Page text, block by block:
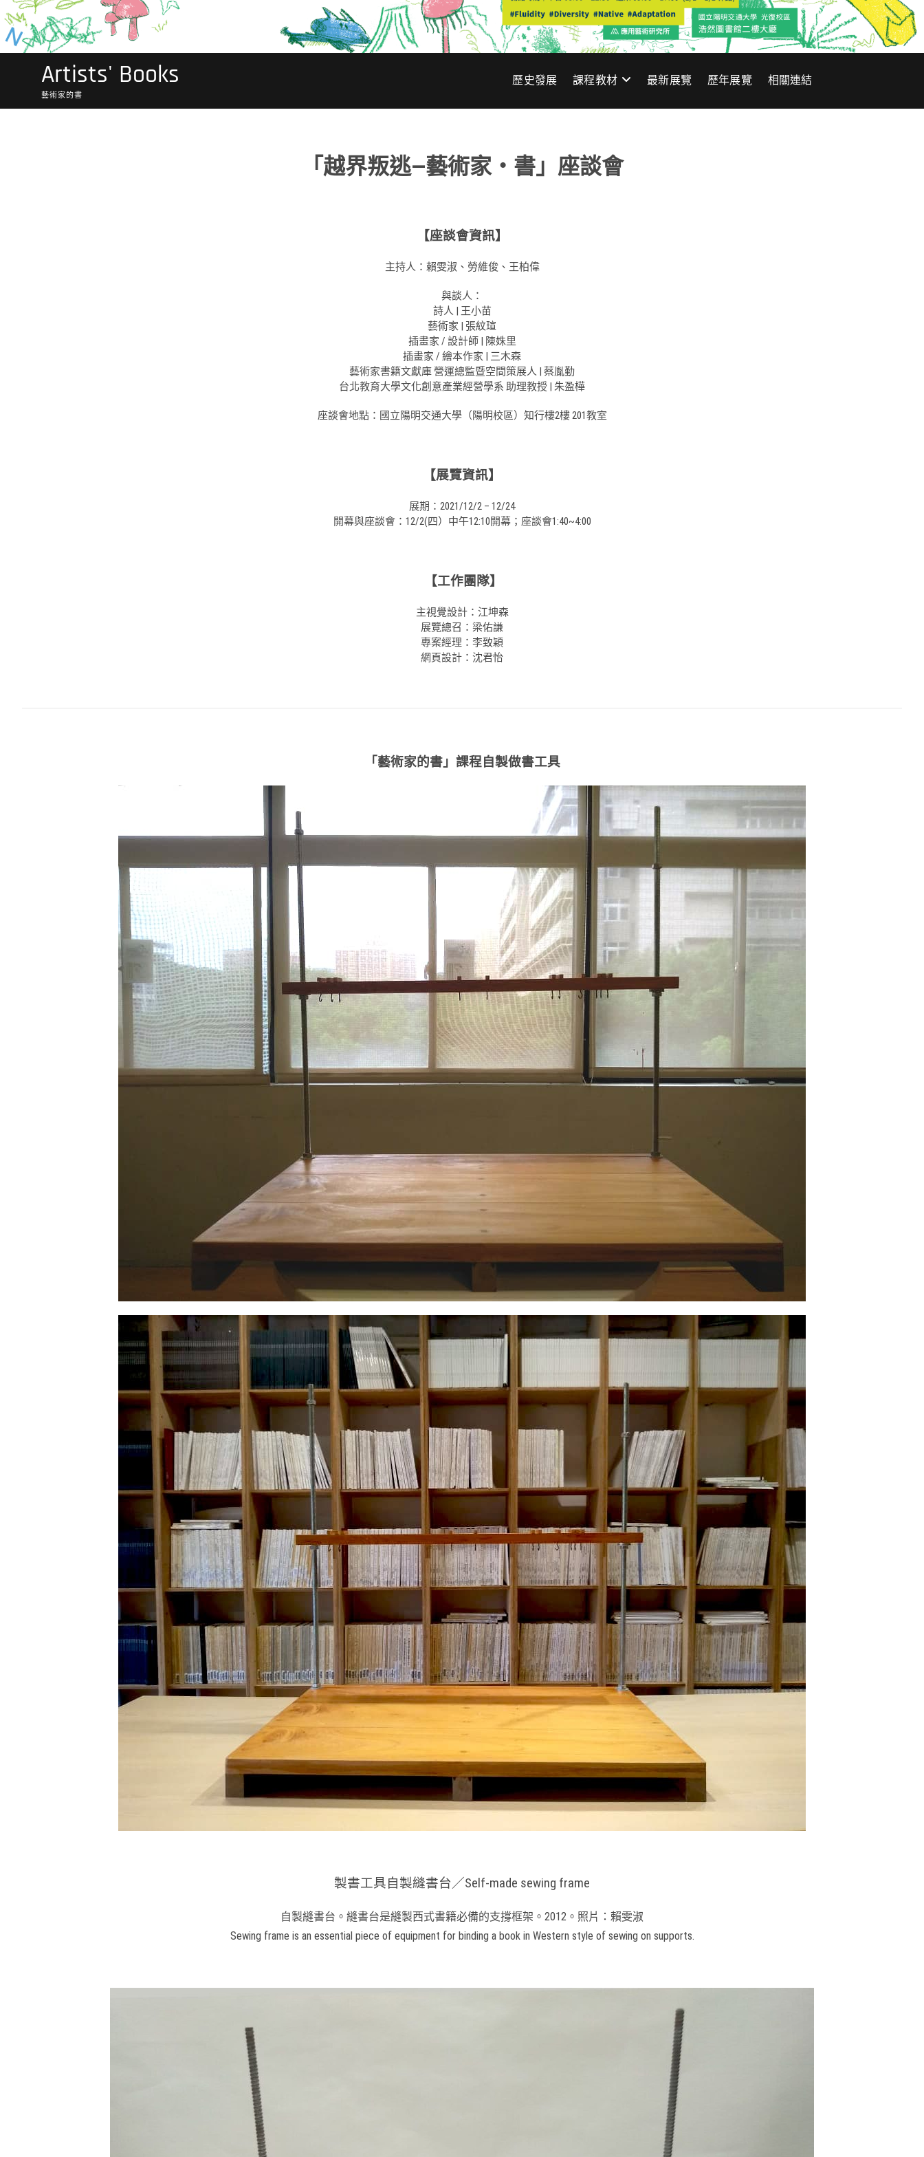
Artists' Books
藝術家的書
歷史發展 課程教材 最新展覽 歷年展覽 相關連結
「越界叛逃—藝術家・書」座談會
【座談會資訊】
主持人：賴雯淑、勞維俊、王柏偉
與談人：
詩人 | 王小苗
藝術家 | 張紋瑄
插畫家 / 設計師 | 陳姝里
插畫家 / 繪本作家 | 三木森
藝術家書籍文獻庫 營運總監暨空間策展人 | 蔡胤勤
台北教育大學文化創意產業經營學系 助理教授 | 朱盈樺
座談會地點：國立陽明交通大學（陽明校區）知行樓2樓 201教室
【展覽資訊】
展期：2021/12/2 – 12/24
開幕與座談會：12/2(四）中午12:10開幕；座談會1:40~4:00
【工作團隊】
主視覺設計：江坤森
展覽總召：梁佑謙
專案經理：李致穎
網頁設計：沈君怡
「藝術家的書」課程自製做書工具
製書工具自製縫書台／Self-made sewing frame
自製縫書台。縫書台是縫製西式書籍必備的支撐框架。2012。照片：賴雯淑
Sewing frame is an essential piece of equipment for binding a book in Western style of sewing on supports.